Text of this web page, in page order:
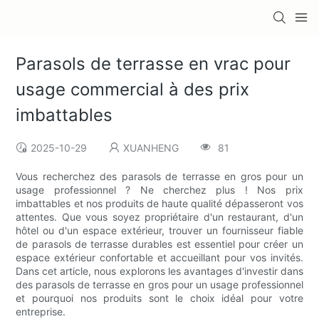
Parasols de terrasse en vrac pour
usage commercial à des prix
imbattables
2025-10-29 XUANHENG 81
Vous recherchez des parasols de terrasse en gros pour un
usage professionnel ? Ne cherchez plus ! Nos prix
imbattables et nos produits de haute qualité dépasseront vos
attentes. Que vous soyez propriétaire d'un restaurant, d'un
hôtel ou d'un espace extérieur, trouver un fournisseur fiable
de parasols de terrasse durables est essentiel pour créer un
espace extérieur confortable et accueillant pour vos invités.
Dans cet article, nous explorons les avantages d'investir dans
des parasols de terrasse en gros pour un usage professionnel
et pourquoi nos produits sont le choix idéal pour votre
entreprise.